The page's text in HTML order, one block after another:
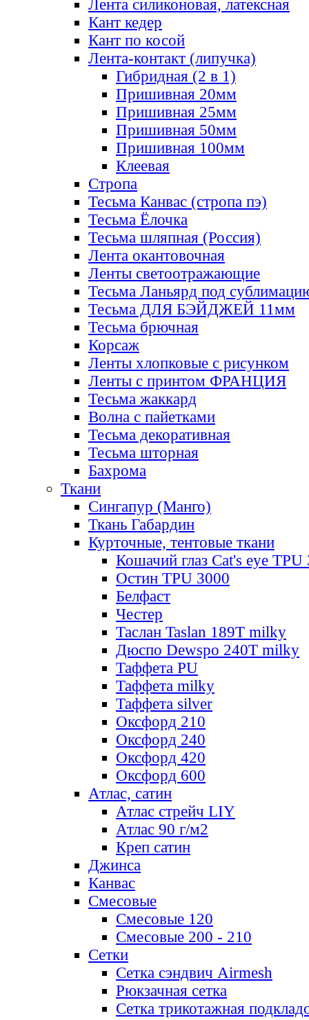
Лента силиконовая, латексная
Кант кедер
Кант по косой
Лента-контакт (липучка)
Гибридная (2 в 1)
Пришивная 20мм
Пришивная 25мм
Пришивная 50мм
Пришивная 100мм
Клеевая
Стропа
Тесьма Канвас (стропа пэ)
Тесьма Ёлочка
Тесьма шляпная (Россия)
Лента окантовочная
Ленты светоотражающие
Тесьма Ланьярд под
Тесьма ДЛЯ БЭЙДЖЕЙ 11мм
Тесьма брючная
Корсаж
Ленты хлопковые с рисунком
Ленты с принтом ФРАНЦИЯ
Тесьма жаккард
Волна с пайетками
Тесьма декоративная
Тесьма шторная
Бахрома
Ткани
Сингапур (Манго)
Ткань Габардин
Курточные, тентовые ткани
Кошачий глаз Cat's eye TPU
Остин TPU 3000
Белфаст
Честер
Таслан Taslan 189T milky
Дюспо Dewspo 240T milky
Таффета PU
Таффета milky
Таффета silver
Оксфорд 210
Оксфорд 240
Оксфорд 420
Оксфорд 600
Атлас, сатин
Атлас стрейч LIY
Атлас 90 г/м2
Креп сатин
Джинса
Канвас
Смесовые
Смесовые 120
Смесовые 200 - 210
Сетки
Сетка сэндвич Airmesh
Рюкзачная сетка
Сетка трикотажная